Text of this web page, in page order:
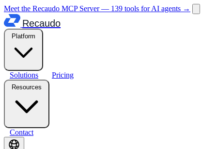
Meet the Recaudo MCP Server — 139 tools for AI agents →
Recaudo
Platform
Solutions Pricing
Resources
Contact